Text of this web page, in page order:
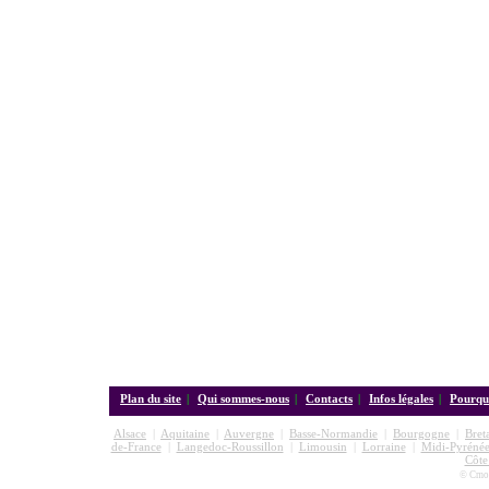
Plan du site | Qui sommes-nous | Contacts | Infos légales |
Alsace Aquitaine Auvergne Basse-Normandie Bourgogne
de-France| Langedoc-Roussillon Limousin Lorraine|
Midi-
©